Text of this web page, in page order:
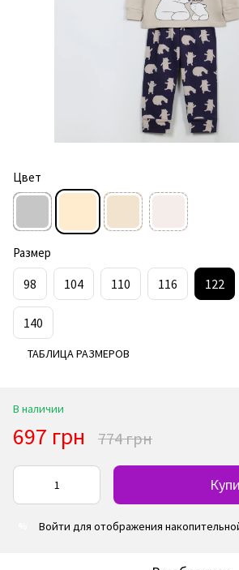
Цвет
Размер
98 104 110 116 122
140
ТАБЛИЦА РАЗМЕРОВ
В наличии
697 грн 774 грн
Войти для отображения